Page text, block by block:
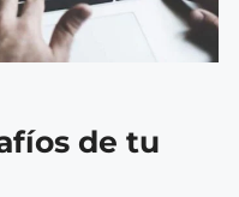
de tu